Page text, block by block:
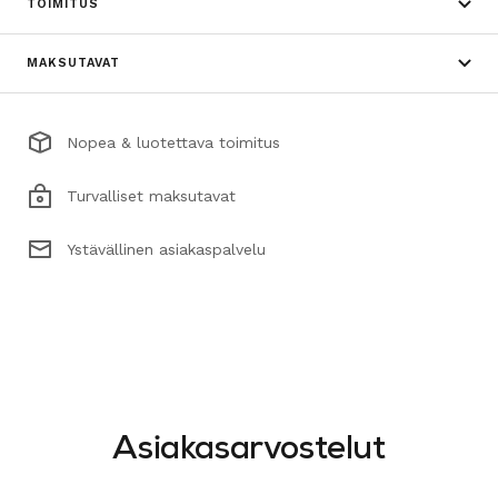
TOIMITUS
MAKSUTAVAT
Nopea & luotettava toimitus
Turvalliset maksutavat
Ystävällinen asiakaspalvelu
Asiakasarvostelut